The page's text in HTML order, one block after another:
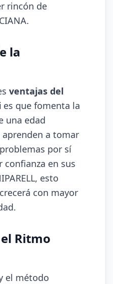
rincón de
la
ventajas del
es que fomenta la
una edad
a tomar
por sí
confianza en sus
esto
con mayor
Ritmo
el método